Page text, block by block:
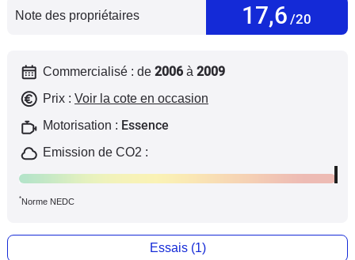
Marques
Note des propriétaires 17,6 /20
Commercialisé : de 2006 à 2009
Prix : Voir la cote en occasion
Motorisation : Essence
Emission de CO2 :
*Norme NEDC
Essais (1)